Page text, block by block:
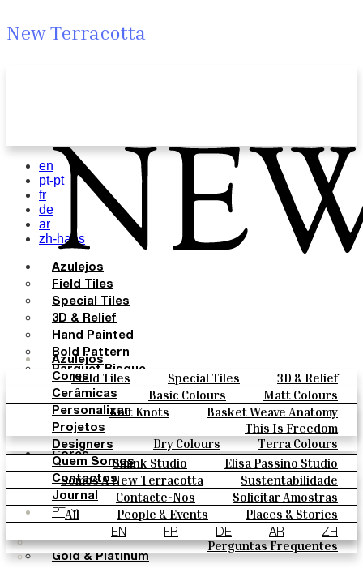
New Terracotta
Azulejos
Field Tiles Special Tiles
3D & Relief
Hand Painted
Bold Pattern
Parquet Bisque
Natural Cotto
Smink Studio
Elisa Passino
Paulo Vale
Cores
Basic Colours
Matt Colours
Oxide Explosions
Special Firing
Vintage Metallics
Gold & Platinum
Blends
Dry Colours
Terra Colours
Cerâmicas
Knit Knots
Basket Weave Anatomy
This Is Freedom
Personalizar
Projetos
Designers
Smink Studio
Elisa Passino Studio
Paulo Vale
Quem Somos
Somos A New Terracotta
Sustentabilidade
O Estúdio
Contactos
Contacte-Nos
Solicitar Amostras
Como Comprar
Catálogos E Especificações Técnicas
Perguntas Frequentes
Journal
All People & Events
Places & Stories
Materiais & Sustainability
Inspiration & Culture
PT
EN FR DE AR ZH
en
pt-pt
fr
de
ar
zh-hans
Azulejos
Field Tiles
Special Tiles
3D & Relief
Hand Painted
Bold Pattern
Parquet Bisque
Natural Cotto
Smink Studio
Elisa Passino
Paulo Vale
Cores
Basic Colours
Matt Colours
Oxide Explosions
Special Firing
Vintage Metallics
Gold & Platinum